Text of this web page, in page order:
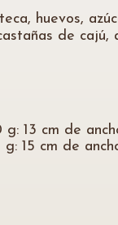
huevos,
de cajú,
13 cm de
15 cm de